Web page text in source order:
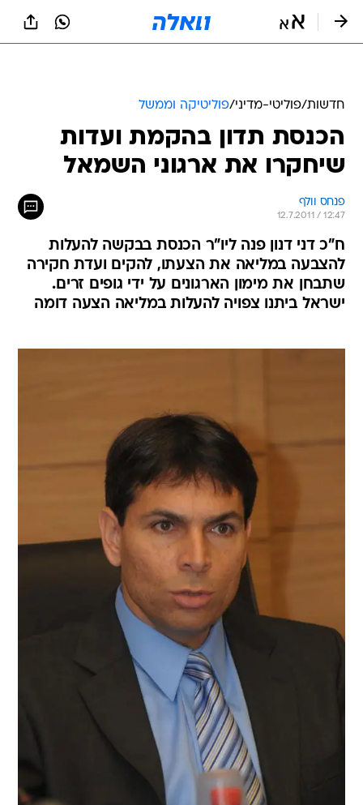
חדשות/פוליטי-מדיני/פוליטיקה וממשל
הכנסת תדון בהקמת ועדות
שיחקרו את ארגוני השמאל
פנחס וולף
12.7.2011 / 12:47
ח"כ דני דנון פנה ליו"ר הכנסת בבקשה להעלות
להצבעה במליאה את הצעתו, להקים ועדת חקירה
שתבחן את מימון הארגונים על ידי גופים זרים.
ישראל ביתנו צפויה להעלות במליאה הצעה דומה